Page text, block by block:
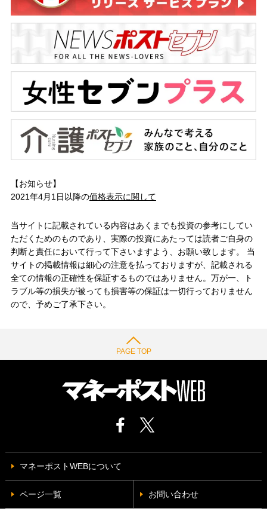
【お知らせ】
2021年4月1日以降の価格表示に関して
当サイトに記載されている内容はあくまでも投資の参考にしてい
ただくためのものであり、実際の投資にあたっては読者ご自身の
判断と責任において行って下さいますよう、お願い致します。 当
サイトの掲載情報は細心の注意を払っておりますが、記載される
全ての情報の正確性を保証するものではありません。万が一、ト
ラブル等の損失が被っても損害等の保証は一切行っておりません
ので、予めご了承下さい。
PAGE TOP
マネーポストWEBについて
ページ一覧 お問い合わせ